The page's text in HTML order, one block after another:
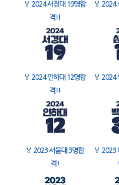
🏅 2024 서경대 19명합
격!!
🏅 2024
🏅 2024 인하대 12명합
격!!
🏅 2024
🏅 2023 서울대 3명합
격!
🏅 2023